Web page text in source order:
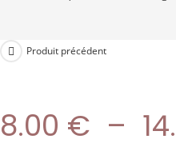
Produit précédent
8.00 € –